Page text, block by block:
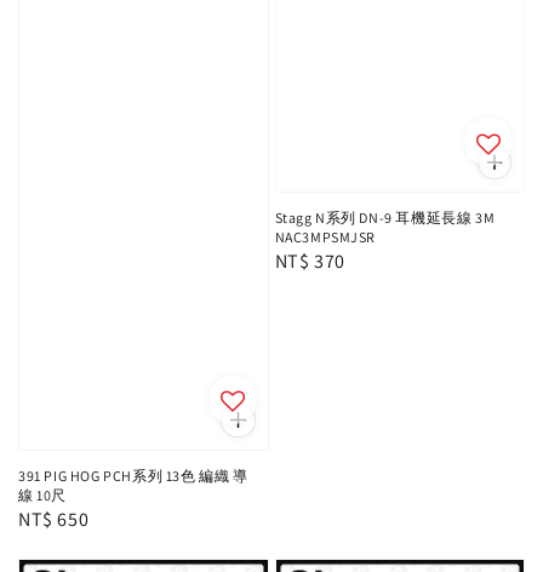
391 PIG HOG PCH系列 13色 編織 導
線 10尺
Regular
NT$ 650
Stagg N系列 DN-9 耳機延長線 3M
NAC3MPSMJSR
Regular
NT$ 370